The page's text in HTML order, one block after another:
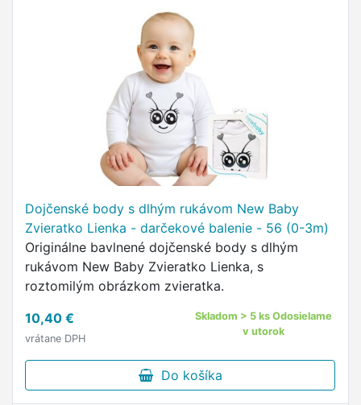
Dojčenské body s dlhým rukávom New Baby
Zvieratko Lienka - darčekové balenie - 56 (0-3m)
Originálne bavlnené dojčenské body s dlhým
rukávom New Baby Zvieratko Lienka, s
roztomilým obrázkom zvieratka.
10,40 €
vrátane DPH
Skladom > 5 ks Odosielame
v utorok
Do košíka